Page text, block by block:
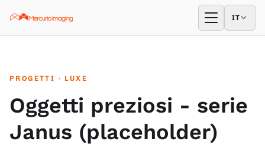
Apri menu
IT
IT
PROGETTI · LUXE
Oggetti preziosi - serie
Janus (placeholder)